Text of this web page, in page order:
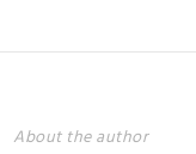
About the author